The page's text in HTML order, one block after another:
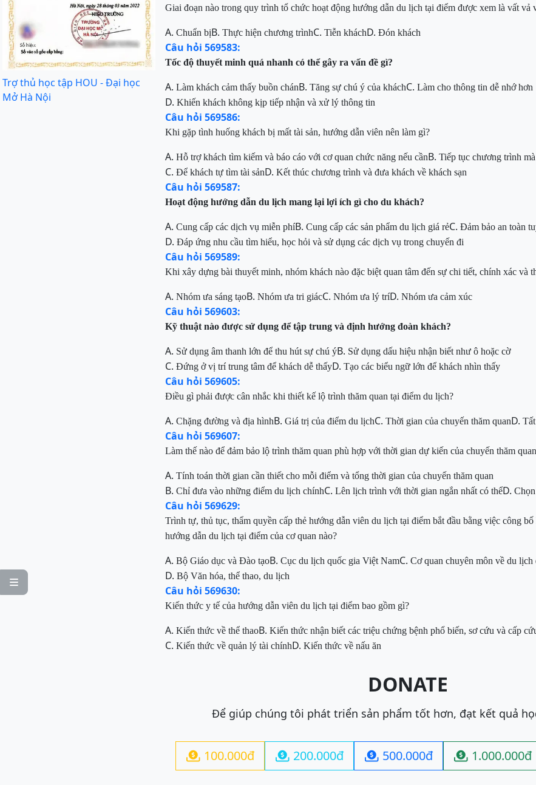

Trợ thủ học tập HOU - Đại học
Mở Hà Nội
Giai đoạn nào trong quy trình tổ chức hoạt động hướng dẫn du lịch tại điểm được xem là vất vả
A. Chuẩn bịB. Thực hiện chương trìnhC. Tiễn kháchD. Đón khách
Câu hỏi 569583:
Tốc độ thuyết minh quá nhanh có thể gây ra vấn đề gì?
A. Làm khách cảm thấy buồn chánB. Tăng sự chú ý của kháchC. Làm cho thông tin dễ nhớ hơn
D. Khiến khách không kịp tiếp nhận và xử lý thông tin
Câu hỏi 569586:
Khi gặp tình huống khách bị mất tài sản, hướng dẫn viên nên làm gì?
A. Hỗ trợ khách tìm kiếm và báo cáo với cơ quan chức năng nếu cầnB. Tiếp tục chương trình
C. Để khách tự tìm tài sảnD. Kết thúc chương trình và đưa khách về khách sạn
Câu hỏi 569587:
Hoạt động hướng dẫn du lịch mang lại lợi ích gì cho du khách?
A. Cung cấp các dịch vụ miễn phíB. Cung cấp các sản phẩm du lịch giá rẻC. Đảm bảo an toàn
D. Đáp ứng nhu cầu tìm hiểu, học hỏi và sử dụng các dịch vụ trong chuyến đi
Câu hỏi 569589:
Khi xây dựng bài thuyết minh, nhóm khách nào đặc biệt quan tâm đến sự chi tiết, chính xác và
A. Nhóm ưa sáng tạoB. Nhóm ưa tri giácC. Nhóm ưa lý tríD. Nhóm ưa cảm xúc
Câu hỏi 569603:
Kỹ thuật nào được sử dụng để tập trung và định hướng đoàn khách?
A. Sử dụng âm thanh lớn để thu hút sự chú ýB. Sử dụng dấu hiệu nhận biết như ô hoặc cờ
C. Đứng ở vị trí trung tâm để khách dễ thấyD. Tạo các biểu ngữ lớn để khách nhìn thấy
Câu hỏi 569605:
Điều gì phải được cân nhắc khi thiết kế lộ trình thăm quan tại điểm du lịch?
A. Chặng đường và địa hìnhB. Giá trị của điểm du lịchC. Thời gian của chuyến thăm quanD.
Câu hỏi 569607:
Làm thế nào để đảm bảo lộ trình thăm quan phù hợp với thời gian dự kiến của chuyến thăm
A. Tính toán thời gian cần thiết cho mỗi điểm và tổng thời gian của chuyến thăm quan
B. Chỉ đưa vào những điểm du lịch chínhC. Lên lịch trình với thời gian ngắn nhất có thểD.
Câu hỏi 569629:
Trình tự, thủ tục, thẩm quyền cấp thẻ hướng dẫn viên du lịch tại điểm bắt đầu bằng việc công
hướng dẫn du lịch tại điểm của cơ quan nào?
A. Bộ Giáo dục và Đào tạoB. Cục du lịch quốc gia Việt NamC. Cơ quan chuyên môn về du lịch
D. Bộ Văn hóa, thể thao, du lịch
Câu hỏi 569630:
Kiến thức y tế của hướng dẫn viên du lịch tại điểm bao gồm gì?
A. Kiến thức về thể thaoB. Kiến thức nhận biết các triệu chứng bệnh phổ biến, sơ cứu và cấp
C. Kiến thức về quản lý tài chínhD. Kiến thức về nấu ăn
DONATE
Để giúp chúng tôi phát triển sản phẩm tốt hơn, đạt kết quả
 100.000đ  200.000đ  500.000đ  1.000.000đ